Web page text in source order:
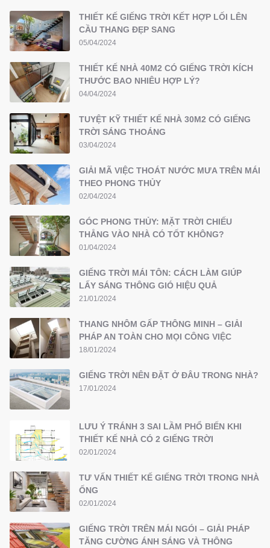
THIẾT KẾ GIẾNG TRỜI KẾT HỢP LỐI LÊN
CẦU THANG ĐẸP SANG
05/04/2024
THIẾT KẾ NHÀ 40M2 CÓ GIẾNG TRỜI KÍCH
THƯỚC BAO NHIÊU HỢP LÝ?
04/04/2024
TUYỆT KỸ THIẾT KẾ NHÀ 30M2 CÓ GIẾNG
TRỜI SÁNG THOÁNG
03/04/2024
GIẢI MÃ VIỆC THOÁT NƯỚC MƯA TRÊN MÁI
THEO PHONG THỦY
02/04/2024
GÓC PHONG THỦY: MẶT TRỜI CHIẾU
THẲNG VÀO NHÀ CÓ TỐT KHÔNG?
01/04/2024
GIẾNG TRỜI MÁI TÔN: CÁCH LÀM GIÚP
LẤY SÁNG THÔNG GIÓ HIỆU QUẢ
21/01/2024
THANG NHÔM GẤP THÔNG MINH – GIẢI
PHÁP AN TOÀN CHO MỌI CÔNG VIỆC
18/01/2024
GIẾNG TRỜI NÊN ĐẶT Ở ĐÂU TRONG NHÀ?
17/01/2024
LƯU Ý TRÁNH 3 SAI LẦM PHỔ BIẾN KHI
THIẾT KẾ NHÀ CÓ 2 GIẾNG TRỜI
02/01/2024
TƯ VẤN THIẾT KẾ GIẾNG TRỜI TRONG NHÀ
ỐNG
02/01/2024
GIẾNG TRỜI TRÊN MÁI NGÓI – GIẢI PHÁP
TĂNG CƯỜNG ÁNH SÁNG VÀ THÔNG